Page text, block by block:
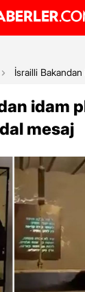
İsrailli
idam
mesaj